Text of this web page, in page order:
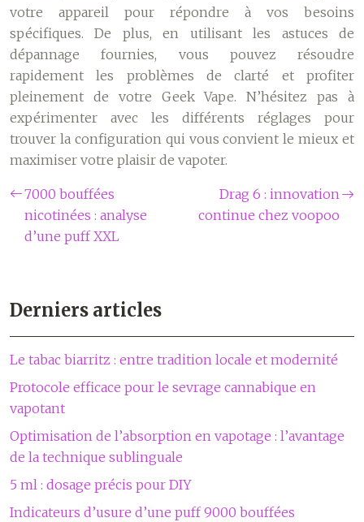
votre appareil pour répondre à vos besoins
spécifiques. De plus, en utilisant les astuces de
dépannage fournies, vous pouvez résoudre
rapidement les problèmes de clarté et profiter
pleinement de votre Geek Vape. N’hésitez pas à
expérimenter avec les différents réglages pour
trouver la configuration qui vous convient le mieux et
maximiser votre plaisir de vapoter.
7000 bouffées
nicotinées : analyse
d’une puff XXL
Drag 6 : innovation
continue chez voopoo
Derniers articles
Le tabac biarritz : entre tradition locale et modernité
Protocole efficace pour le sevrage cannabique en
vapotant
Optimisation de l’absorption en vapotage : l’avantage
de la technique sublinguale
5 ml : dosage précis pour DIY
Indicateurs d’usure d’une puff 9000 bouffées